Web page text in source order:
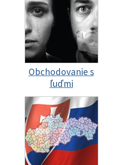
Obchodovanie s
ľuďmi